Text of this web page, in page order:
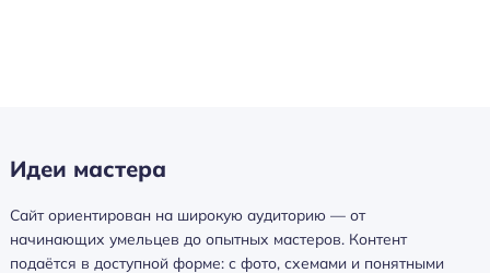
Идеи мастера
Сайт ориентирован на широкую аудиторию — от
начинающих умельцев до опытных мастеров. Контент
подаётся в доступной форме: с фото, схемами и понятными